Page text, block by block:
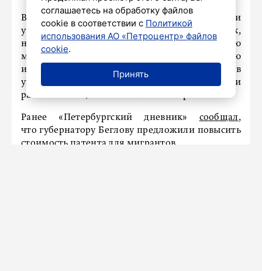
В этом году более 33 тысяч человек приняли
участие в 536 городских мероприятиях,
направленных на гармонизацию
межнациональных отношений и адаптацию
иностранцев. Более 60 НКО и казачьих обществ
участвуют в оказании гуманитарной помощи
раненым бойцам и жителям новых регионов.
Ранее «Петербургский дневник» сообщал,
что губернатору Беглову предложили повысить
стоимость патента для мигрантов.
соглашаетесь на обработку файлов
cookie в соответствии с Политикой
использования АО «Петроцентр» файлов
cookie.
Принять